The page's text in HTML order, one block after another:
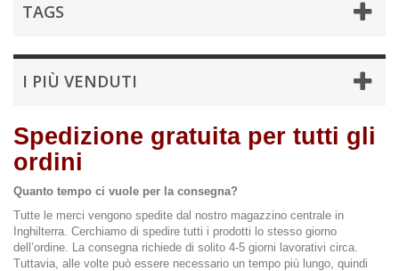
TAGS
I PIÙ VENDUTI
Spedizione gratuita per tutti gli
ordini
Quanto tempo ci vuole per la consegna?
Tutte le merci vengono spedite dal nostro magazzino centrale in
Inghilterra. Cerchiamo di spedire tutti i prodotti lo stesso giorno
dell’ordine. La consegna richiede di solito 4-5 giorni lavorativi circa.
Tuttavia, alle volte può essere necessario un tempo più lungo, quindi